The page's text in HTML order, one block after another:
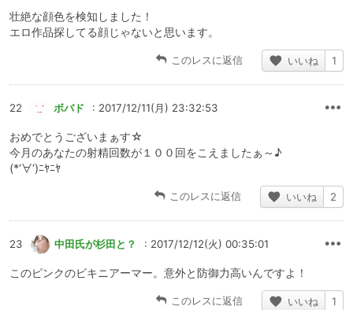
壮絶な顔色を検知しました！
エロ作品探してる顔じゃないと思います。
このレスに返信 いいね 1
22 ボバド : 2017/12/11(月) 23:32:53
おめでとうございまぁす☆
今月のあなたの射精回数が１００回をこえましたぁ～♪
(*‘∀‘)ﾆﾔﾆﾔ
このレスに返信 いいね 2
23 中田氏が杉田と？ : 2017/12/12(火) 00:35:01
このピンクのビキニアーマー。意外と防御力高いんですよ！
このレスに返信 いいね 1